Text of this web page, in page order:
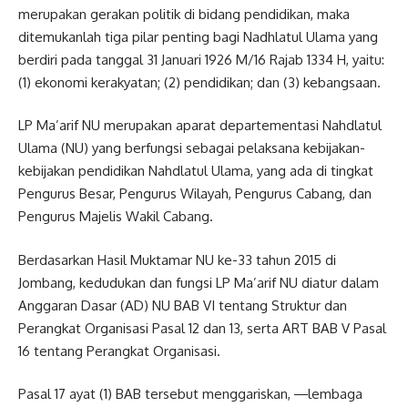
merupakan gerakan politik di bidang pendidikan, maka
ditemukanlah tiga pilar penting bagi Nadhlatul Ulama yang
berdiri pada tanggal 31 Januari 1926 M/16 Rajab 1334 H, yaitu:
(1) ekonomi kerakyatan; (2) pendidikan; dan (3) kebangsaan.
LP Ma’arif NU merupakan aparat departementasi Nahdlatul
Ulama (NU) yang berfungsi sebagai pelaksana kebijakan-
kebijakan pendidikan Nahdlatul Ulama, yang ada di tingkat
Pengurus Besar, Pengurus Wilayah, Pengurus Cabang, dan
Pengurus Majelis Wakil Cabang.
Berdasarkan Hasil Muktamar NU ke-33 tahun 2015 di
Jombang, kedudukan dan fungsi LP Ma’arif NU diatur dalam
Anggaran Dasar (AD) NU BAB VI tentang Struktur dan
Perangkat Organisasi Pasal 12 dan 13, serta ART BAB V Pasal
16 tentang Perangkat Organisasi.
Pasal 17 ayat (1) BAB tersebut menggariskan, ―lembaga